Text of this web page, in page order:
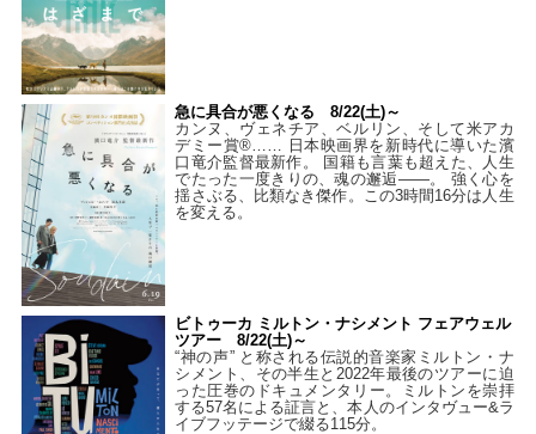
急に具合が悪くなる 8/22(土)～
カンヌ、ヴェネチア、ベルリン、そして米アカ
デミー賞®…… 日本映画界を新時代に導いた濱
口竜介監督最新作。 国籍も言葉も超えた、人生
でたった一度きりの、魂の邂逅――。 強く心を
揺さぶる、比類なき傑作。この3時間16分は人生
を変える。
ビトゥーカ ミルトン・ナシメント フェアウェル
ツアー 8/22(土)～
“神の声” と称される伝説的音楽家ミルトン・ナ
シメント、その半生と2022年最後のツアーに迫
った圧巻のドキュメンタリー。ミルトンを崇拝
する57名による証言と、本人のインタヴュー&ラ
イブフッテージで綴る115分。